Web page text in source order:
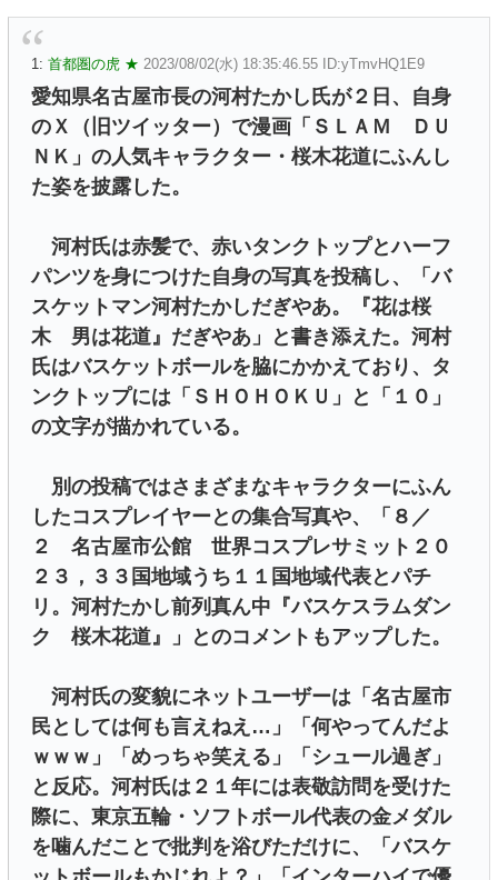
1: 首都圏の虎 ★ 2023/08/02(水) 18:35:46.55 ID:yTmvHQ1E9
愛知県名古屋市長の河村たかし氏が２日、自身
のＸ（旧ツイッター）で漫画「ＳＬＡＭ ＤＵ
ＮＫ」の人気キャラクター・桜木花道にふんし
た姿を披露した。
河村氏は赤髪で、赤いタンクトップとハーフ
パンツを身につけた自身の写真を投稿し、「バ
スケットマン河村たかしだぎやあ。『花は桜
木 男は花道』だぎやあ」と書き添えた。河村
氏はバスケットボールを脇にかかえており、タ
ンクトップには「ＳＨＯＨＯＫＵ」と「１０」
の文字が描かれている。
別の投稿ではさまざまなキャラクターにふん
したコスプレイヤーとの集合写真や、「８／
２ 名古屋市公館 世界コスプレサミット２０
２３，３３国地域うち１１国地域代表とパチ
リ。河村たかし前列真ん中『バスケスラムダン
ク 桜木花道』」とのコメントもアップした。
河村氏の変貌にネットユーザーは「名古屋市
民としては何も言えねえ…」「何やってんだよ
ｗｗｗ」「めっちゃ笑える」「シュール過ぎ」
と反応。河村氏は２１年には表敬訪問を受けた
際に、東京五輪・ソフトボール代表の金メダル
を噛んだことで批判を浴びただけに、「バスケ